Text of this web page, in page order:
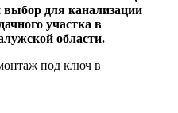
для канализации
участка в
области.